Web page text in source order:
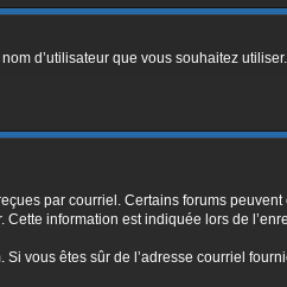
d’utilisateur que vous souhaitez
par courriel. Certains forums
information est indiquée lors de
vous êtes sûr de l’adresse courriel